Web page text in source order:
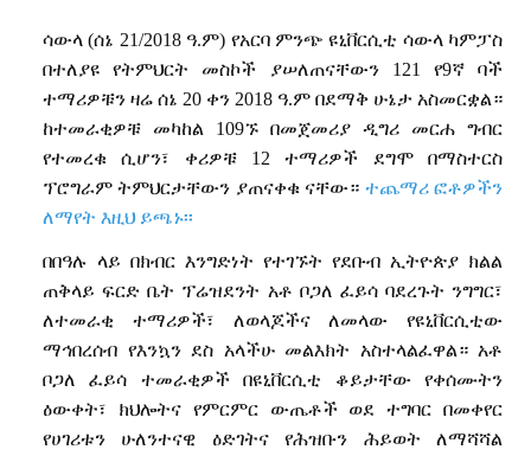
ሳውላ (ሰኔ 21/2018 ዓ.ም) የአርባ ምንጭ ዩኒቨርሲቲ ሳውላ ካምፓስ
በተለያዩ
የትምህርት መስኮች ያሠለጠናቸውን121 የ9ኛ
ባች
ተማሪዎቹን ዛሬ ሰኔ 20 ቀን 2018 ዓ.ም በደማቅ ሁኔታ አስመርቋል።
ከተመራቂዎቹ
መካከል 109ኙ በመጀመሪያ ዲግሪ መርሐ ግብር
የተመረቁ
ሲሆን፣ ቀሪዎቹ12ተማሪዎች ደግሞ
በማስተርስ
ፕሮግራም ትምህርታቸውን ያጠናቀቁ ናቸው። ተጨማሪ ፎቶዎችን
ለማየት እዚህ ይጫኑ፡፡
በበዓሉ ላይ በክብር እንግድነት የተገኙት የደቡብ ኢትዮጵያ ክልል
ጠቅላይ ፍርድ ቤት ፕሬዝደንት አቶ ቦጋለ ፈይሳ ባደረጉት ንግግር፣
ለተመራቂ
ተማሪዎች፣ ለወላጆችና ለመላው
የዩኒቨርሲቲው
ማኅበረሰብ የእንኳን ደስ አላችሁ መልእክት አስተላልፈዋል። አቶ
ቦጋለ
ፈይሳ ተመራቂዎች በዩኒቨርሲቲ ቆይታቸው
የቀሰሙትን
ዕውቀት፣
ክህሎትና የምርምር ውጤቶች ወደ ተግባር በመቀየር
የሀገሪቱን
ሁለንተናዊ ዕድገትና የሕዝቡን ሕይወት
ለማሻሻል